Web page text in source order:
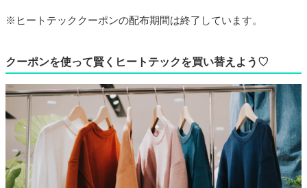
※ヒートテッククーポンの配布期間は終了しています。
クーポンを使って賢くヒートテックを買い替えよう♡